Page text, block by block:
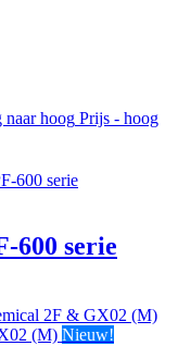
naar hoog Prijs - hoog
600 serie
Nieuw!